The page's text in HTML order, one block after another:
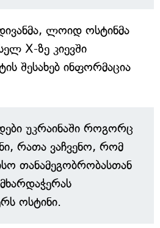
ლოიდ ოსტინმა
X-ზე კიევში
შესახებ ინფორმაცია
უკრაინაში როგორც
რათა ვაჩვენო, რომ
თანამეგობრობასთან
ოსტინი.